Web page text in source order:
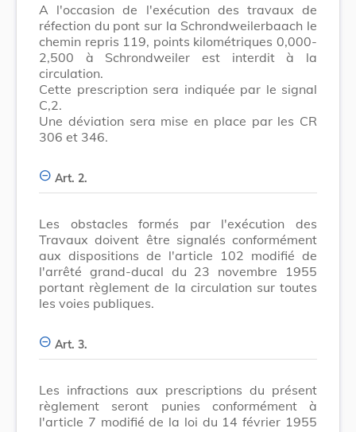
A l'occasion de l'exécution des travaux de
réfection du pont sur la Schrondweilerbaach le
chemin repris 119, points kilométriques 0,000-
2,500 à Schrondweiler est interdit à la
circulation.
Cette prescription sera indiquée par le signal
C,2.
Une déviation sera mise en place par les CR
306 et 346.
Art. 2.
Les obstacles formés par l'exécution des
Travaux doivent être signalés conformément
aux dispositions de l'article 102 modifié de
l'arrêté grand-ducal du 23 novembre 1955
portant règlement de la circulation sur toutes
les voies publiques.
Art. 3.
Les infractions aux prescriptions du présent
règlement seront punies conformément à
l'article 7 modifié de la loi du 14 février 1955